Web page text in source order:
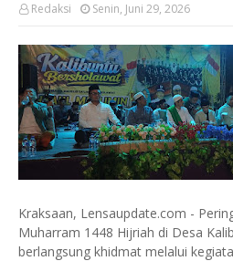
Redaksi Senin, Juni 29, 2026
Kraksaan, Lensaupdate.com -
Muharram 1448 Hijriah di Desa
berlangsung khidmat melalui